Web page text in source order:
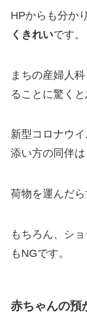
HPからも分か
くきれいです。
まちの産婦人
ることに驚くと
新型コロナウ
添い方の同伴は
荷物を運んだら
もちろん、シ
もNGです。
赤ちゃんの預